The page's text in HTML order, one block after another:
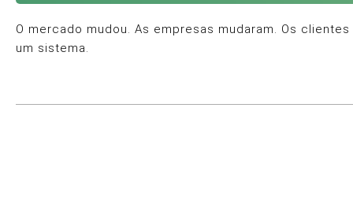
O mercado mudou. As empresas mudaram. Os
um sistema.